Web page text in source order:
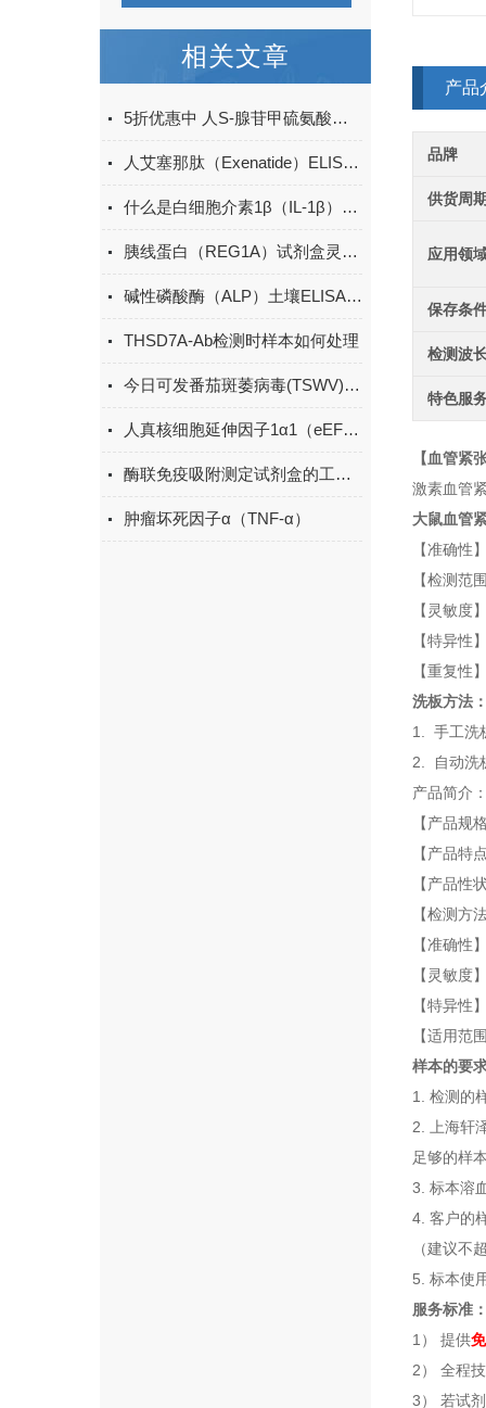
相关文章
5折优惠中 人S-腺苷甲硫氨酸（SAM）ELISA试剂盒
人艾塞那肽（Exenatide）ELISA试剂盒升级
什么是白细胞介素1β（IL-1β）ELISA试剂盒？
胰线蛋白（REG1A）试剂盒灵敏度
碱性磷酸酶（ALP）土壤ELISA的操作方法
THSD7A-Ab检测时样本如何处理
今日可发番茄斑萎病毒(TSWV)ELISA试剂盒＠科研
人真核细胞延伸因子1α1（eEF1α1） 酶联免疫吸附测定试剂盒
酶联免疫吸附测定试剂盒的工作原理与应用
肿瘤坏死因子α（TNF-α）
产品
品牌
供货周
应用领
保存条
检测波
特色服
【血管紧
激素血管
大鼠血管
【准确性
【检测范
【灵敏度
【特异性
【重复性
洗板方法
1. 手工洗
2. 自动洗
产品简介
【产品规
【产品特
【产品性
【检测方
【准确性
【灵敏度
【特异性
【适用范
样本的要
1. 检测的
2. 上海轩
足够的样
3. 标本溶
4. 客户的
（建议不
5. 标本使
服务标准
1） 提供
2） 全程
3） 若试